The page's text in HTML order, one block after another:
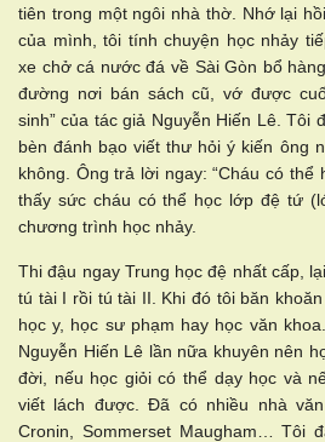
tiên trong một ngôi nhà thờ. Nhớ lại
của mình, tôi tính chuyện học nhảy
xe chở cá nước đá về Sài Gòn bổ
đường nơi bán sách cũ, vớ được
sinh” của tác giả Nguyễn Hiến Lê. Tôi
bèn đánh bạo viết thư hỏi ý kiến ông
không. Ông trả lời ngay: “Cháu có
thấy sức cháu có thể học lớp đệ tứ
chương trình học nhảy.
Thi đậu ngay Trung học đệ nhất cấp,
tú tài I rồi tú tài II. Khi đó tôi băn
học y, học sư phạm hay học văn
Nguyễn Hiến Lê lần nữa khuyên nên
đời, nếu học giỏi có thể dạy học và
viết lách được. Đã có nhiều nhà
Cronin, Sommerset Maugham… Tôi